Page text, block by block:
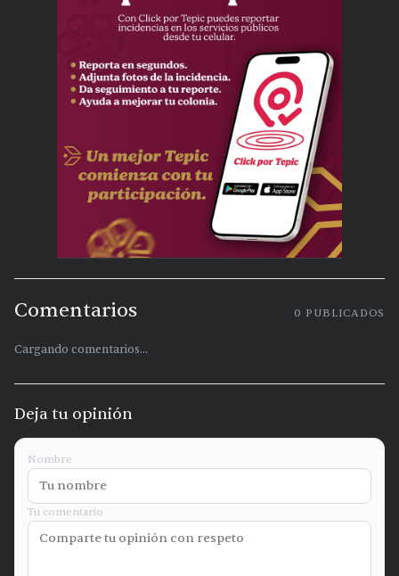
Comentarios 0 PUBLICADOS
Cargando comentarios...
Deja tu opinión
Nombre
Tu comentario